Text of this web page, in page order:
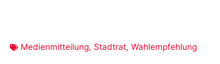
Medienmitteilung, Stadtrat, Wahlempfehlung